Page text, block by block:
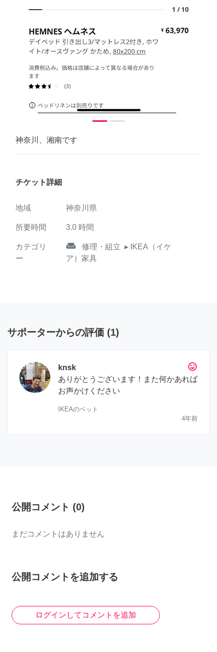
神奈川、湘南です
チケット詳細
地域 神奈川県
所要時間 3.0 時間
カテゴリ
ー
weekend 修理・組立 ▸ IKEA（イケ
ア）家具
サポーターからの評価 (1)
tag_faces
knsk
ありがとうございます！また何かあれば
お声かけください
IKEAのベット
4年前
公開コメント (0)
まだコメントはありません
公開コメントを追加する
ログインしてコメントを追加